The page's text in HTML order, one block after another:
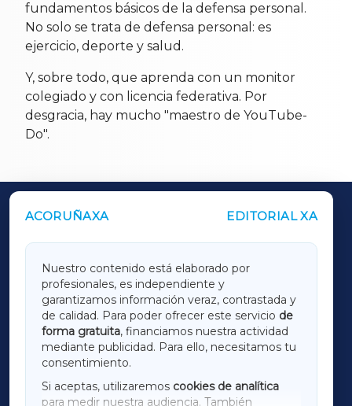
fundamentos básicos de la defensa personal.
No solo se trata de defensa personal: es
ejercicio, deporte y salud.
Y, sobre todo, que aprenda con un monitor
colegiado y con licencia federativa. Por
desgracia, hay mucho "maestro de YouTube-
Do".
ACORUÑAXA EDITORIAL XA
Nuestro contenido está elaborado por
profesionales, es independiente y
garantizamos información veraz, contrastada y
de calidad. Para poder ofrecer este servicio de
forma gratuita, financiamos nuestra actividad
mediante publicidad. Para ello, necesitamos tu
consentimiento.
Si aceptas, utilizaremos cookies de analítica
para medir nuestra audiencia. También
OUTROS PERIÓDICOS
LUGOXA
TERRACHAXA